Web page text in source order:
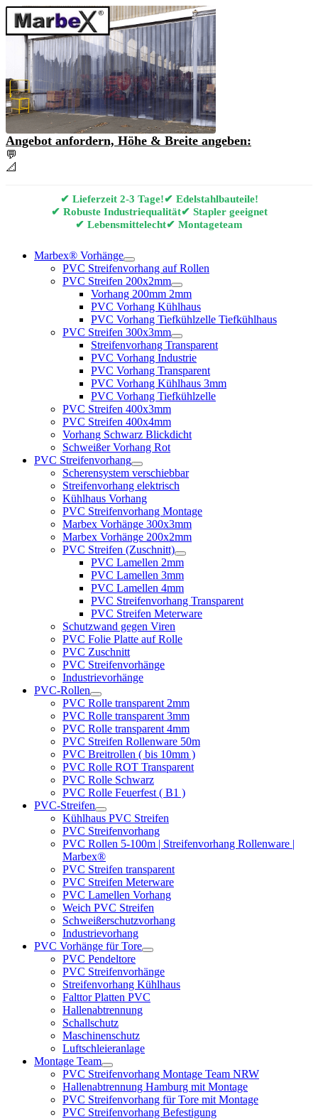
Angebot anfordern, Höhe & Breite angeben:
💬
📐
✔ Lieferzeit 2-3 Tage!✔ Edelstahlbauteile!
✔ Robuste Industriequalität✔ Stapler geeignet
✔ Lebensmittelecht✔ Montageteam
Marbex® Vorhänge
PVC Streifenvorhang auf Rollen
PVC Streifen 200x2mm
Vorhang 200mm 2mm
PVC Vorhang Kühlhaus
PVC Vorhang Tiefkühlzelle Tiefkühlhaus
PVC Streifen 300x3mm
Streifenvorhang Transparent
PVC Vorhang Industrie
PVC Vorhang Transparent
PVC Vorhang Kühlhaus 3mm
PVC Vorhang Tiefkühlzelle
PVC Streifen 400x3mm
PVC Streifen 400x4mm
Vorhang Schwarz Blickdicht
Schweißer Vorhang Rot
PVC Streifenvorhang
Scherensystem verschiebbar
Streifenvorhang elektrisch
Kühlhaus Vorhang
PVC Streifenvorhang Montage
Marbex Vorhänge 300x3mm
Marbex Vorhänge 200x2mm
PVC Streifen (Zuschnitt)
PVC Lamellen 2mm
PVC Lamellen 3mm
PVC Lamellen 4mm
PVC Streifenvorhang Transparent
PVC Streifen Meterware
Schutzwand gegen Viren
PVC Folie Platte auf Rolle
PVC Zuschnitt
PVC Streifenvorhänge
Industrievorhänge
PVC-Rollen
PVC Rolle transparent 2mm
PVC Rolle transparent 3mm
PVC Rolle transparent 4mm
PVC Streifen Rollenware 50m
PVC Breitrollen ( bis 10mm )
PVC Rolle ROT Transparent
PVC Rolle Schwarz
PVC Rolle Feuerfest ( B1 )
PVC-Streifen
Kühlhaus PVC Streifen
PVC Streifenvorhang
PVC Rollen 5-100m | Streifenvorhang Rollenware |
Marbex®
PVC Streifen transparent
PVC Streifen Meterware
PVC Lamellen Vorhang
Weich PVC Streifen
Schweißerschutzvorhang
Industrievorhang
PVC Vorhänge für Tore
PVC Pendeltore
PVC Streifenvorhänge
Streifenvorhang Kühlhaus
Falttor Platten PVC
Hallenabtrennung
Schallschutz
Maschinenschutz
Luftschleieranlage
Montage Team
PVC Streifenvorhang Montage Team NRW
Hallenabtrennung Hamburg mit Montage
PVC Streifenvorhang für Tore mit Montage
PVC Streifenvorhang Befestigung